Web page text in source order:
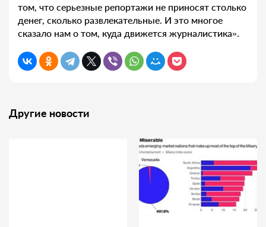
том, что серьезные репортажи не приносят столько
денег, сколько развлекательные. И это многое
сказало нам о том, куда движется журналистика».
Другие новости